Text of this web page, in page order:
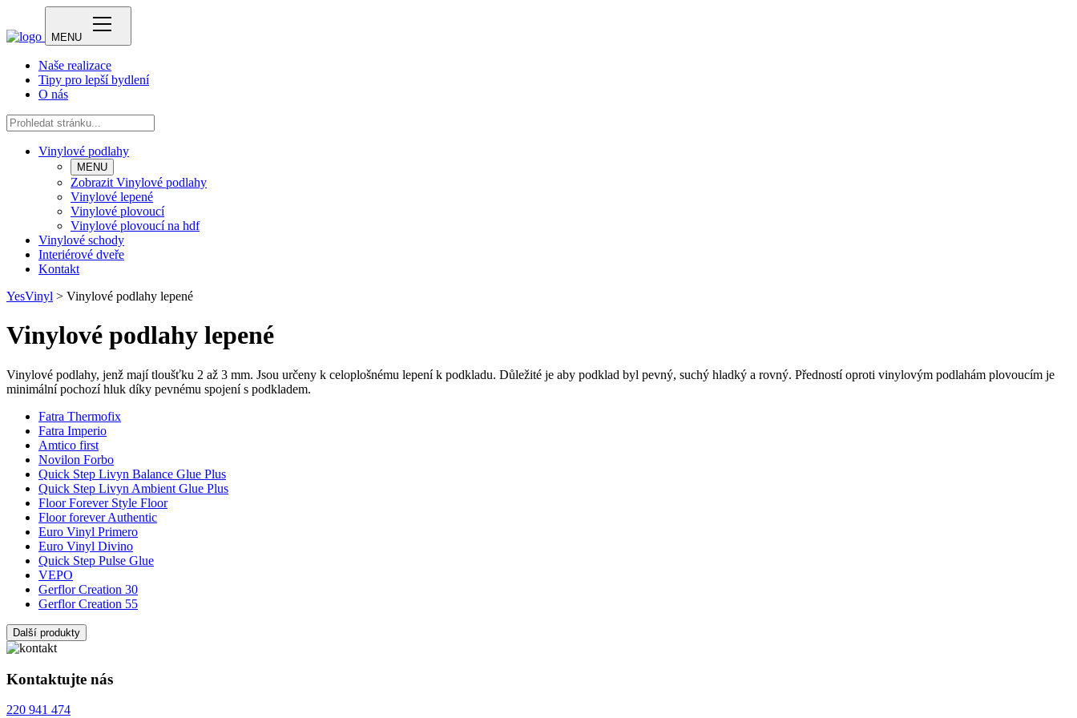
MENU
Naše realizace
Tipy pro lepší bydlení
O nás
Vinylové podlahy
MENU
Zobrazit Vinylové podlahy
Vinylové lepené
Vinylové plovoucí
Vinylové plovoucí na hdf
Vinylové schody
Interiérové dveře
Kontakt
YesVinyl > Vinylové podlahy lepené
Vinylové podlahy lepené
Vinylové podlahy, jenž mají tloušťku 2 až 3 mm. Jsou určeny k celoplošnému lepení k podkladu. Důležité je aby podklad byl pevný, suchý hladký a rovný. Předností oproti vinylovým podlahám plovoucím je
minimální pochozí hluk díky pevnému spojení s podkladem.
Fatra Thermofix
Fatra Imperio
Amtico first
Novilon Forbo
Quick Step Livyn Balance Glue Plus
Quick Step Livyn Ambient Glue Plus
Floor Forever Style Floor
Floor forever Authentic
Euro Vinyl Primero
Euro Vinyl Divino
Quick Step Pulse Glue
VEPO
Gerflor Creation 30
Gerflor Creation 55
Další produkty
Kontaktujte nás
220 941 474